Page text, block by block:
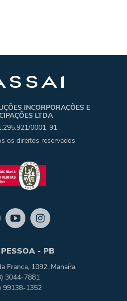
INCORPORAÇÕES E
LTDA
0001-91
os direitos reservados
- PB
Franca, 1092, Manaíra
3044-7881
99138-1352